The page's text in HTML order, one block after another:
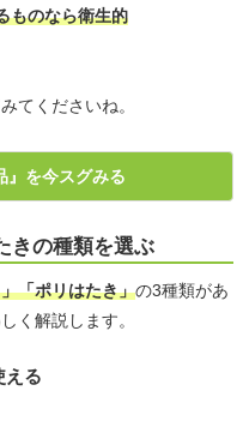
ものなら衛生的
てくださいね。
』を今スグみる
きの種類を選ぶ
「ポリはたき」の3種類があ
く解説します。
える